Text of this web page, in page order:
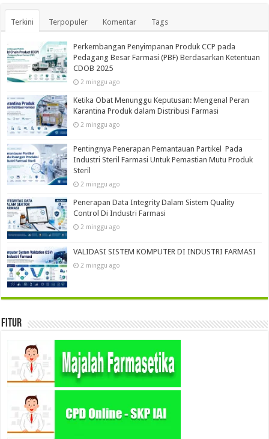
Terkini Terpopuler Komentar Tags
Perkembangan Penyimpanan Produk CCP pada
Pedagang Besar Farmasi (PBF) Berdasarkan Ketentuan
CDOB 2025
2 minggu ago
Ketika Obat Menunggu Keputusan: Mengenal Peran
Karantina Produk dalam Distribusi Farmasi
2 minggu ago
Pentingnya Penerapan Pemantauan Partikel Pada
Industri Steril Farmasi Untuk Pemastian Mutu Produk
Steril
2 minggu ago
Penerapan Data Integrity Dalam Sistem Quality
Control Di Industri Farmasi
2 minggu ago
VALIDASI SISTEM KOMPUTER DI INDUSTRI FARMASI
2 minggu ago
Fitur